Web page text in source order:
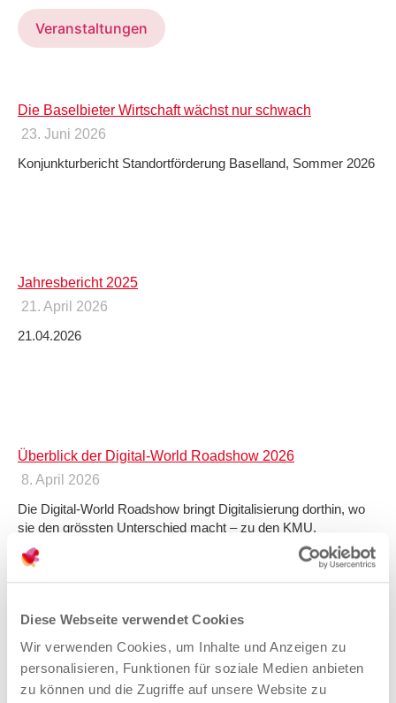
Diese Webseite verwendet Cookies
Wir verwenden Cookies, um Inhalte und Anzeigen zu
personalisieren, Funktionen für soziale Medien anbieten
zu können und die Zugriffe auf unsere Website zu
Veranstaltungen
Die Baselbieter Wirtschaft wächst nur schwach
23. Juni 2026
Konjunkturbericht Standortförderung Baselland, Sommer 2026
Jahresbericht 2025
21. April 2026
21.04.2026
Überblick der Digital-World Roadshow 2026
8. April 2026
Die Digital-World Roadshow bringt Digitalisierung dorthin, wo
sie den grössten Unterschied macht – zu den KMU.
Unternehmensbewegungen Baselland
24. März 2026
ab 2017